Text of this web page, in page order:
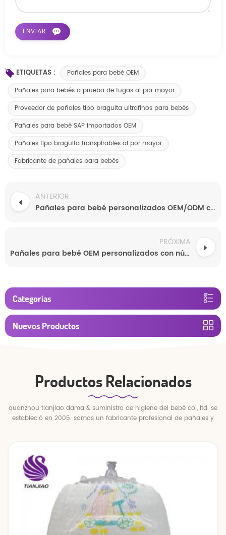
ETIQUETAS :
Pañales para bebé OEM
Pañales para bebés a prueba de fugas al por mayor
Proveedor de pañales tipo braguita ultrafinos para bebés
Pañales para bebé SAP importados OEM
Pañales tipo braguita transpirables al por mayor
Fabricante de pañales para bebés
ANTERIOR
Pañales para bebé personalizados OEM/ODM con núcleo superabsorbente y prevención de fugas 3D - Muestras gratuitas de un fabricante chino
PRÓXIMA
Pañales para bebé OEM personalizados con núcleo superabsorbente y capa superior suave y transpirable. Muestras gratuitas directamente del fabricante.
Categorías
Nuevos Productos
Productos Relacionados
quanzhou tianjiao dama & suministro de higiene del bebé co., ltd. se
estableció en 2005. somos un fabricante profesional de pañales y